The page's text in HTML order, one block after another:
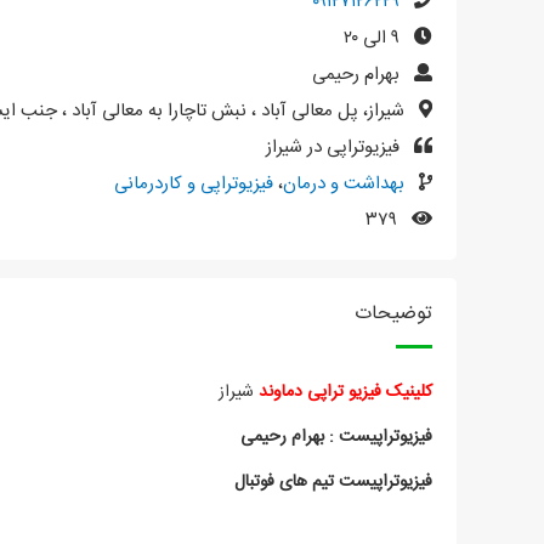
بهرام رحیمی
شیراز، پل معالی آباد ، نبش تاچارا به معالی آباد ، جنب
فیزیوتراپی در شیراز
بهداشت و درمان،فیزیوتراپی و کاردرمانی
توضیحات
کلینیک فیزیو تراپی دماوند شیراز
فیزیوتراپیست : بهرام رحیمی
فیزیوتراپیست تیم های فوتبال